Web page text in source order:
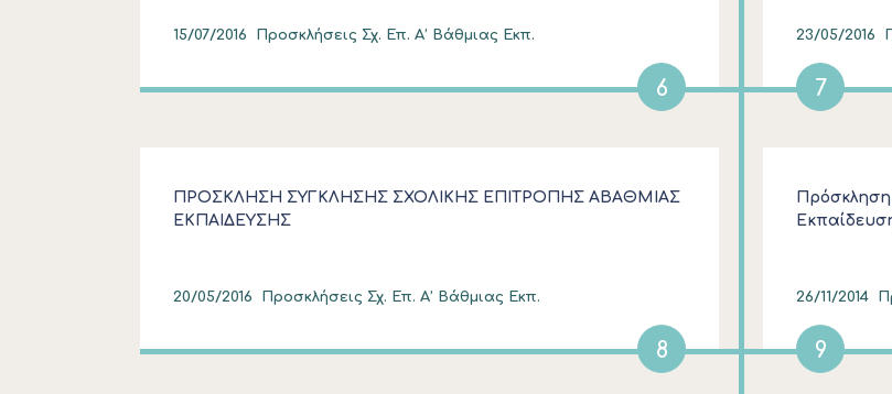
15/07/2016 Προσκλήσεις Σχ. Επ. Α’ Βάθμιας Εκπ.
6
23/05/2016
7
ΠΡΟΣΚΛΗΣΗ ΣΥΓΚΛΗΣΗΣ ΣΧΟΛΙΚΗΣ ΕΠΙΤΡΟΠΗΣ ΑΒΑΘΜΙΑΣ
ΕΚΠΑΙΔΕΥΣΗΣ
20/05/2016 Προσκλήσεις Σχ. Επ. Α’ Βάθμιας Εκπ.
8
Πρόσκληση
26/11/2014
9